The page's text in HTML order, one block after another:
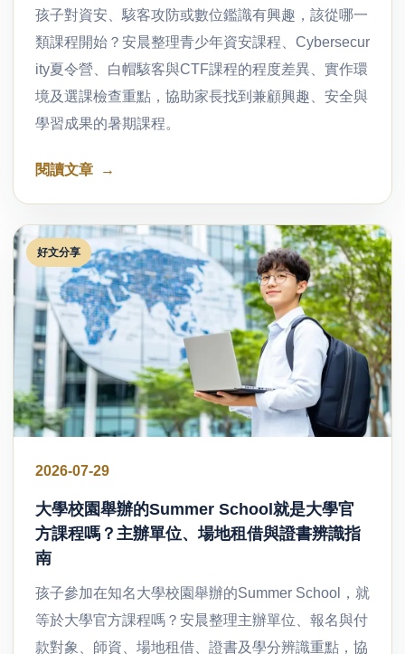
孩子對資安、駭客攻防或數位鑑識有興趣，該從哪一
類課程開始？安晨整理青少年資安課程、Cybersecur
ity夏令營、白帽駭客與CTF課程的程度差異、實作環
境及選課檢查重點，協助家長找到兼顧興趣、安全與
學習成果的暑期課程。
閱讀文章
好文分享
2026-07-29
大學校園舉辦的Summer School就是大學官
方課程嗎？主辦單位、場地租借與證書辨識指
南
孩子參加在知名大學校園舉辦的Summer School，就
等於大學官方課程嗎？安晨整理主辦單位、報名與付
款對象、師資、場地租借、證書及學分辨識重點，協